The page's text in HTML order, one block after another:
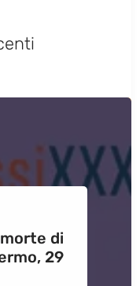
di
29